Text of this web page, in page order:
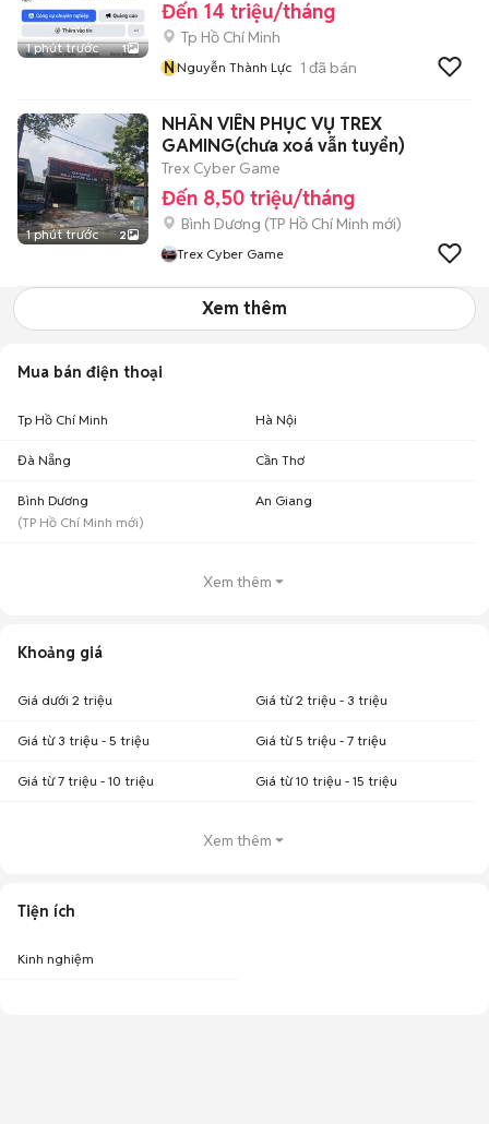
1 phút trước 1
Đến 14 triệu/tháng
Tp Hồ Chí Minh
NNguyễn Thành Lực 1 đã bán
1 phút trước 2
NHÂN VIÊN PHỤC VỤ TREX
GAMING(chưa xoá vẫn tuyển)
Trex Cyber Game
Đến 8,50 triệu/tháng
Bình Dương (TP Hồ Chí Minh mới)
Trex Cyber Game
Xem thêm
Mua bán điện thoại
Tp Hồ Chí Minh Hà Nội
Đà Nẵng Cần Thơ
Bình Dương
(TP Hồ Chí Minh mới)
An Giang
Xem thêm
Khoảng giá
Giá dưới 2 triệu Giá từ 2 triệu - 3 triệu
Giá từ 3 triệu - 5 triệu Giá từ 5 triệu - 7 triệu
Giá từ 7 triệu - 10 triệu Giá từ 10 triệu - 15 triệu
Xem thêm
Tiện ích
Kinh nghiệm